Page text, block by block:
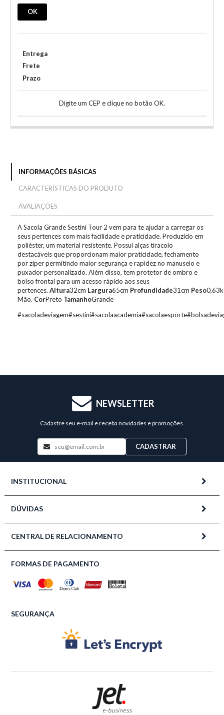
OK
Entrega
Frete
Prazo
Digite um CEP e clique no botão OK.
INFORMAÇÕES BÁSICAS
CARACTERÍSTICAS DO PRODUTO
AVALIAÇÕES
A Sacola Grande Sestini Tour 2 vem para te ajudar a carregar os
seus pertences com mais facilidade e praticidade. Produzido em
poliéster, um material resistente. Possui alças tiracolo
destacáveis que proporcionam maior praticidade, fechamento
por zíper permitindo maior segurança e rapidez no manuseio e
puxador personalizado. Além disso, tem protetor de ombro e
bolso frontal para um acesso rápido aos seus
pertences. Altura32cm Largura65cm Profundidade31cm Peso
Mão. CorPreto TamanhoGrande
NEWSLETTER
Cadastre seu e-mail e receba novidades e promoções.
CADASTRAR
INSTITUCIONAL
DÚVIDAS
CENTRAL DE RELACIONAMENTO
FORMAS DE PAGAMENTO
SEGURANÇA